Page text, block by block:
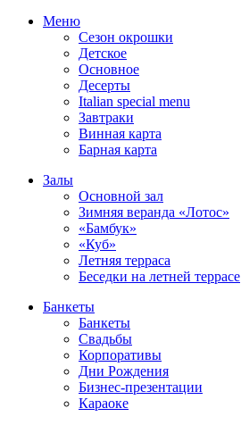
Меню
Сезон окрошки
Детское
Основное
Десерты
Italian special menu
Завтраки
Винная карта
Барная карта
Залы
Основной зал
Зимняя веранда «Лотос»
«Бамбук»
«Куб»
Летняя терраса
Беседки на летней террасе
Банкеты
Банкеты
Свадьбы
Корпоративы
Дни Рождения
Бизнес-презентации
Караоке